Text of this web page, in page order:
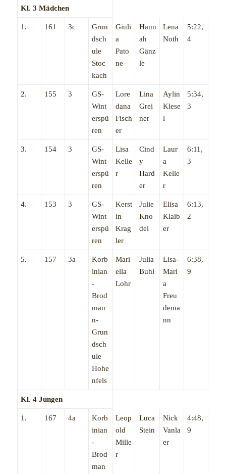
Kl. 3 Mädchen
1. 161 3c
Grun
dsch
ule
Stoc
kach
Giuli
a
Pato
ne
Hann
ah
Gänz
le
Lena
Noth
5:22,
4
2. 155 3
GS-
Wint
erspü
ren
Lore
dana
Fisch
er
Lina
Grei
ner
Aylin
Klese
l
5:34,
3
3. 154 3
GS-
Wint
erspü
ren
Lisa
Kelle
r
Cind
y
Hard
er
Laur
a
Kelle
r
6:11,
3
4. 153 3
GS-
Wint
erspü
ren
Kerst
in
Krag
ler
Julie
Kno
del
Elisa
Klaib
er
6:13,
2
5. 157 3a
Korb
inian
-
Brod
man
n-
Grun
dsch
ule
Hohe
nfels
Mari
ella
Lohr
Julia
Buhl
Lisa-
Mari
a
Freu
dema
nn
6:38,
9
Kl. 4 Jungen
1. 167 4a
Korb
inian
-
Brod
man
Leop
old
Mille
r
Luca
Stein
Nick
Vanla
er
4:48,
9